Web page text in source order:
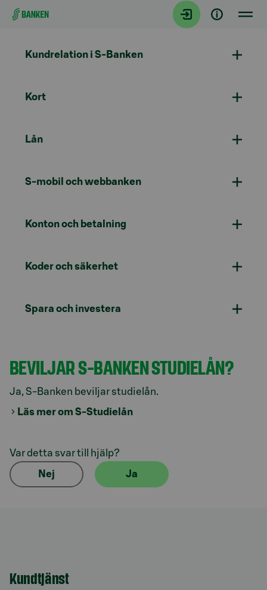
Gå direkt till innehållet
Kundrelation i S-Banken
Kort
Lån
S-mobil och webbanken
Konton och betalning
Koder och säkerhet
Spara och investera
BEVILJAR S-BANKEN STUDIELÅN?
Ja, S-Banken beviljar studielån.
Läs mer om S-Studielån
Var detta svar till hjälp?
Nej Ja
Kundtjänst